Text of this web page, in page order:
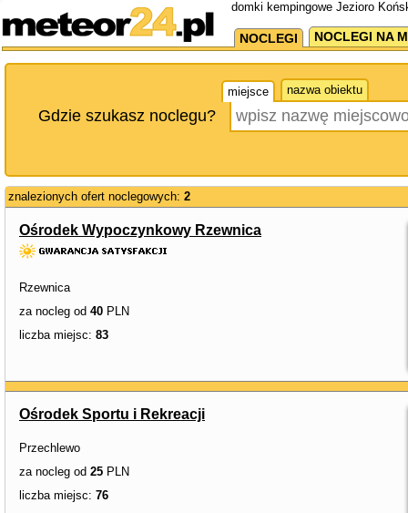
domki kempingowe Jezioro
NOCLEGI NOCLEGI NA
miejsce nazwa obiektu
Gdzie szukasz noclegu?
znalezionych ofert noclegowych: 2
Ośrodek Wypoczynkowy Rzewnica
Rzewnica
za nocleg od 40 PLN
liczba miejsc: 83
Ośrodek Sportu i Rekreacji
Przechlewo
za nocleg od 25 PLN
liczba miejsc: 76